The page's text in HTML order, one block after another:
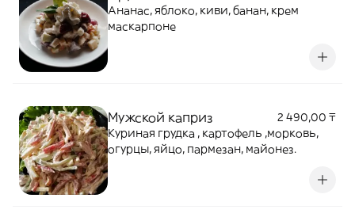
Ананас, яблоко, киви, банан, крем
маскарпоне
Мужской каприз
2 490,00 ₸
Куриная грудка , картофель ,морковь,
огурцы, яйцо, пармезан, майонез.